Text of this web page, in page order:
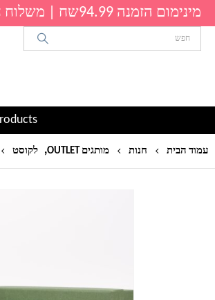
מינימום הזמנה 94.99שח | משלוח חינם מעל 199.99שח
עמוד הבית חנות מותגים OUTLET , לקוסט